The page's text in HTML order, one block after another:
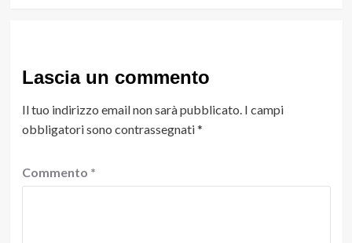
Lascia un commento
Il tuo indirizzo email non sarà pubblicato. I campi
obbligatori sono contrassegnati*
Commento *